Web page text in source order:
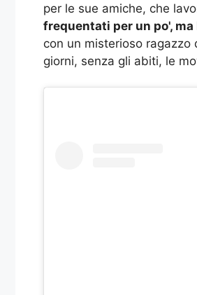
per le sue amiche, che
frequentati per un po',
con un misterioso
giorni, senza gli abiti, le